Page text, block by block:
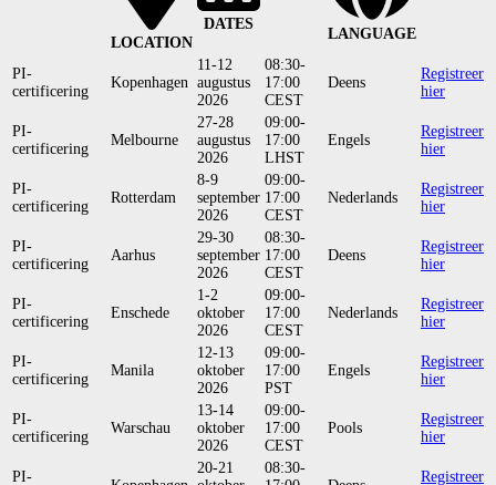
LOCATION
DATES
LANGUAGE
PI-
certificering
Kopenhagen
11-12
augustus
2026
08:30-
17:00
CEST
Deens
Registreer
hier
PI-
certificering
Melbourne
27-28
augustus
2026
09:00-
17:00
LHST
Engels
Registreer
hier
PI-
certificering
Rotterdam
8-9
september
2026
09:00-
17:00
CEST
Nederlands
Registreer
hier
PI-
certificering
Aarhus
29-30
september
2026
08:30-
17:00
CEST
Deens
Registreer
hier
PI-
certificering
Enschede
1-2
oktober
2026
09:00-
17:00
CEST
Nederlands
Registreer
hier
PI-
certificering
Manila
12-13
oktober
2026
09:00-
17:00
PST
Engels
Registreer
hier
PI-
certificering
Warschau
13-14
oktober
2026
09:00-
17:00
CEST
Pools
Registreer
hier
PI-
20-21
08:30-
Registreer